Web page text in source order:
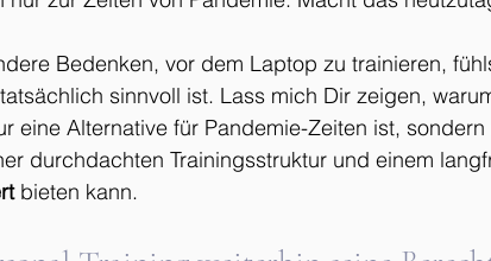
Bedenken, vor dem Laptop zu trainieren,
sinnvoll ist. Lass mich Dir zeigen,
eine Alternative für Pandemie-Zeiten ist,
durchdachten Trainingsstruktur und einem
bieten kann.